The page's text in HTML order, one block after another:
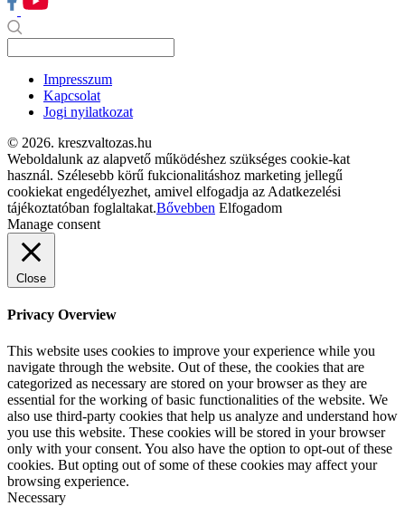
Impresszum
Kapcsolat
Jogi nyilatkozat
© 2026. kreszvaltozas.hu
Weboldalunk az alapvető működéshez szükséges cookie-kat
használ. Szélesebb körű fukcionalitáshoz marketing jellegű
cookiekat engedélyezhet, amivel elfogadja az Adatkezelési
tájékoztatóban foglaltakat.Bővebben Elfogadom
Manage consent
Close
Privacy Overview
This website uses cookies to improve your experience while you
navigate through the website. Out of these, the cookies that are
categorized as necessary are stored on your browser as they are
essential for the working of basic functionalities of the website. We
also use third-party cookies that help us analyze and understand how
you use this website. These cookies will be stored in your browser
only with your consent. You also have the option to opt-out of these
cookies. But opting out of some of these cookies may affect your
browsing experience.
Necessary